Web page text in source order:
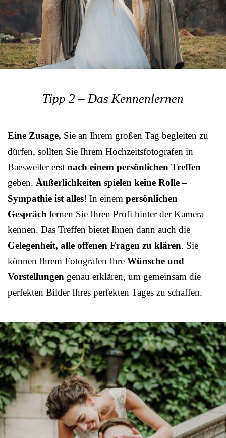
Tipp 2 – Das Kennenlernen
Eine Zusage, Sie an Ihrem großen Tag begleiten zu
dürfen, sollten Sie Ihrem Hochzeitsfotografen in
Baesweiler erst nach einem persönlichen Treffen
geben. Äußerlichkeiten spielen keine Rolle –
Sympathie ist alles! In einem persönlichen
Gespräch lernen Sie Ihren Profi hinter der Kamera
kennen. Das Treffen bietet Ihnen dann auch die
Gelegenheit, alle offenen Fragen zu klären. Sie
können Ihrem Fotografen Ihre Wünsche und
Vorstellungen genau erklären, um gemeinsam die
perfekten Bilder Ihres perfekten Tages zu schaffen.